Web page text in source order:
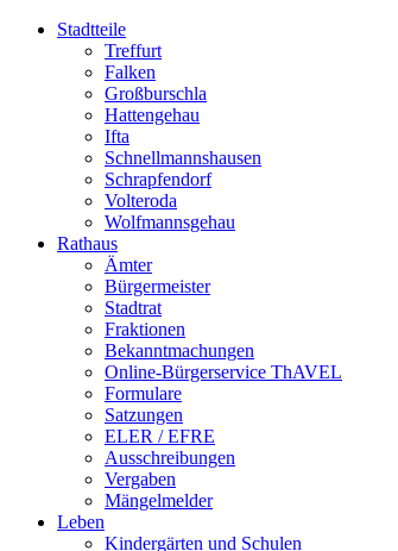
Stadtteile
Treffurt
Falken
Großburschla
Hattengehau
Ifta
Schnellmannshausen
Schrapfendorf
Volteroda
Wolfmannsgehau
Rathaus
Ämter
Bürgermeister
Stadtrat
Fraktionen
Bekanntmachungen
Online-Bürgerservice ThAVEL
Formulare
Satzungen
ELER / EFRE
Ausschreibungen
Vergaben
Mängelmelder
Leben
Kindergärten und Schulen